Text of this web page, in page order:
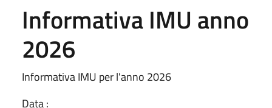
Informativa IMU anno
2026
Informativa IMU per l'anno 2026
Data :